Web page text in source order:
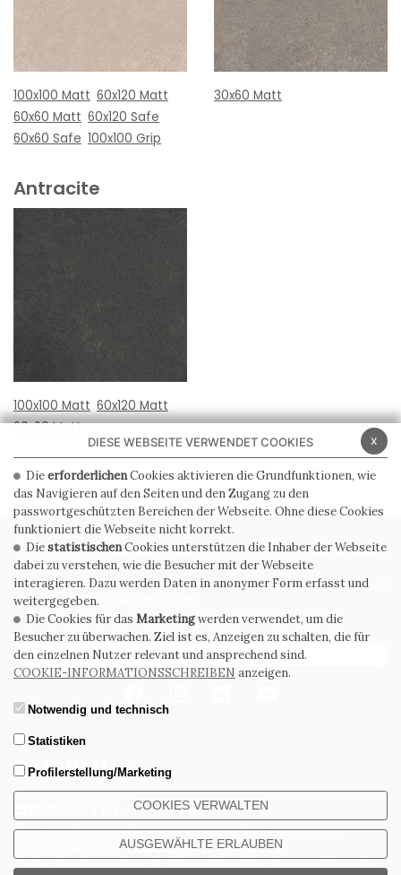
100x100 Matt 60x120 Matt
60x60 Matt 60x120 Safe
60x60 Safe 100x100 Grip
30x60 Matt
Antracite
100x100 Matt 60x120 Matt
60x60 Matt
Via Emilia Ponente, 1000 - 48014 Castel Bolognese (RA) Italy
Tel. +39.0546.652111 - Email: info@cerdomus.com
Codice Fiscale e numero iscrizione al registro imprese di Ravenna
PRIVACY POLICY COOKIE POLICY
ALLGEMEINE
VERKAUFSBEDINGUNGEN
WHISTLEBLOWING
ABONNIEREN SIE DEN NEWSLETTER
x
DIESE WEBSEITE VERWENDET COOKIES
DieerforderlichenCookies aktivieren die Grundfunktionen, wie
das Navigieren auf den Seiten und den Zugang zu den
passwortgeschützten Bereichen der Webseite. Ohne diese Cookies
funktioniert die Webseite nicht korrekt.
DiestatistischenCookies unterstützen die Inhaber der Webseite
dabei zu verstehen, wie die Besucher mit der Webseite
interagieren. Dazu werden Daten in anonymer Form erfasst und
weitergegeben.
Die Cookies für das Marketingwerden verwendet, um die
Besucher zu überwachen. Ziel ist es, Anzeigen zu schalten, die für
den einzelnen Nutzer relevant und ansprechend sind.
COOKIE-INFORMATIONSSCHREIBEN anzeigen.
Notwendig und technisch
Statistiken
Profilerstellung/Marketing
COOKIES VERWALTEN
AUSGEWÄHLTE ERLAUBEN